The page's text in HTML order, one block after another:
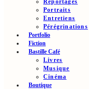
Reportages
Portraits
Entretiens
Pérégrinations
Portfolio
Fiction
Bastille Café
Livres
Musique
Cinéma
Boutique